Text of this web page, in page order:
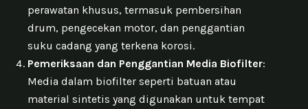
perawatan khusus, termasuk pembersihan
drum, pengecekan motor, dan penggantian
suku cadang yang terkena korosi.
Pemeriksaan dan Penggantian Media Biofilter:
Media dalam biofilter seperti batuan atau
material sintetis yang digunakan untuk tempat